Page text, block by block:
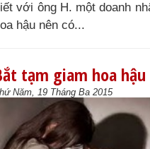
với ông H. một doanh
hậu nên có...
tạm giam hoa
Năm, 19 Tháng Ba 2015